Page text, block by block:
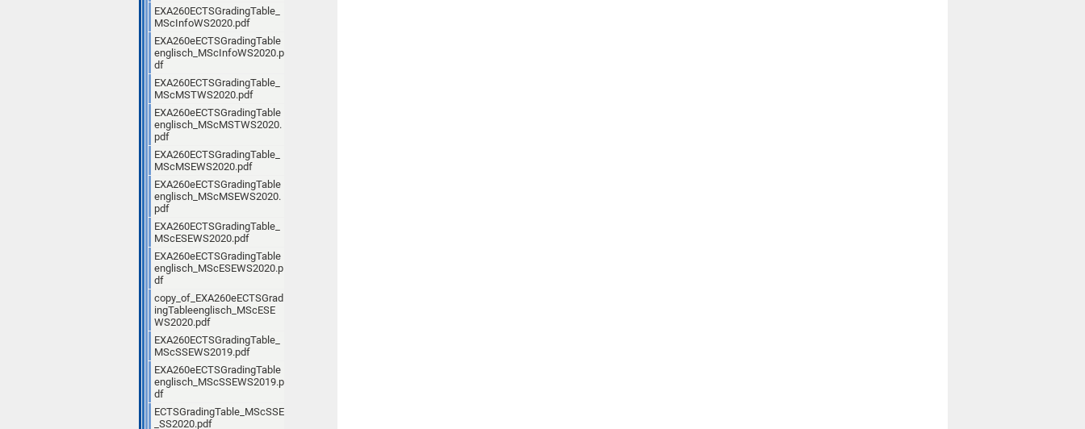
EXA260ECTSGradingTable_
MScInfoWS2020.pdf
EXA260eECTSGradingTable
englisch_MScInfoWS2020.p
df
EXA260ECTSGradingTable_
MScMSTWS2020.pdf
EXA260eECTSGradingTable
englisch_MScMSTWS2020.
pdf
EXA260ECTSGradingTable_
MScMSEWS2020.pdf
EXA260eECTSGradingTable
englisch_MScMSEWS2020.
pdf
EXA260ECTSGradingTable_
MScESEWS2020.pdf
EXA260eECTSGradingTable
englisch_MScESEWS2020.p
df
copy_of_EXA260eECTSGrad
ingTableenglisch_MScESE
WS2020.pdf
EXA260ECTSGradingTable_
MScSSEWS2019.pdf
EXA260eECTSGradingTable
englisch_MScSSEWS2019.p
df
ECTSGradingTable_MScSSE
_SS2020.pdf